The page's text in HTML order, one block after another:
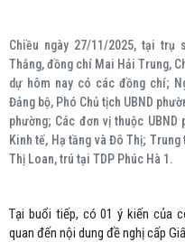
Chiều ngày 27/11/2025, tại trụ
Thắng, đồng chí Mai Hải Trung,
dự hôm nay có các đồng chí;
Đảng bộ, Phó Chủ tịch UBND
phường; Các đơn vị thuộc UBND
Kinh tế, Hạ tầng và Đô Thị;
Thị Loan, trú tại TDP Phúc Hà 1.
Tại buổi tiếp, có 01 ý kiến của
quan đến nội dung đề nghị cấp